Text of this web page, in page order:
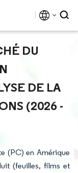
DU
DE LA
(2026 -
(PC) en Amérique
(feuilles, films et